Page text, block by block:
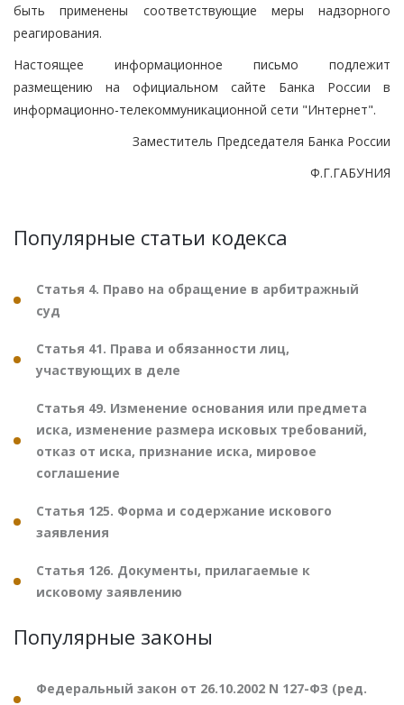
быть применены соответствующие меры надзорного
реагирования.
Настоящее информационное письмо подлежит
размещению на официальном сайте Банка России в
информационно-телекоммуникационной сети "Интернет".
Заместитель Председателя Банка России
Ф.Г.ГАБУНИЯ
Популярные статьи кодекса
Статья 4. Право на обращение в арбитражный
суд
Статья 41. Права и обязанности лиц,
участвующих в деле
Статья 49. Изменение основания или предмета
иска, изменение размера исковых требований,
отказ от иска, признание иска, мировое
соглашение
Статья 125. Форма и содержание искового
заявления
Статья 126. Документы, прилагаемые к
исковому заявлению
Популярные законы
Федеральный закон от 26.10.2002 N 127-ФЗ (ред.